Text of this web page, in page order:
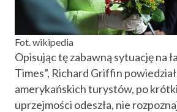
Fot. wikipedia
Opisując tę zabawną sytuację na
Times”, Richard Griffin
amerykańskich turystów, po
uprzejmości odeszła, nie